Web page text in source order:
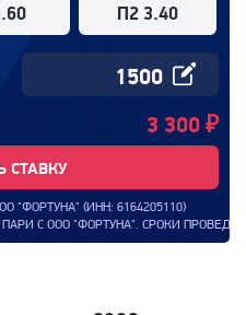
П2 3.40
3 300 ₽
СТАВКУ
"ФОРТУНА" (ИНН: 6164205110)
СРОКИ ПРОВЕДЕНИЯ